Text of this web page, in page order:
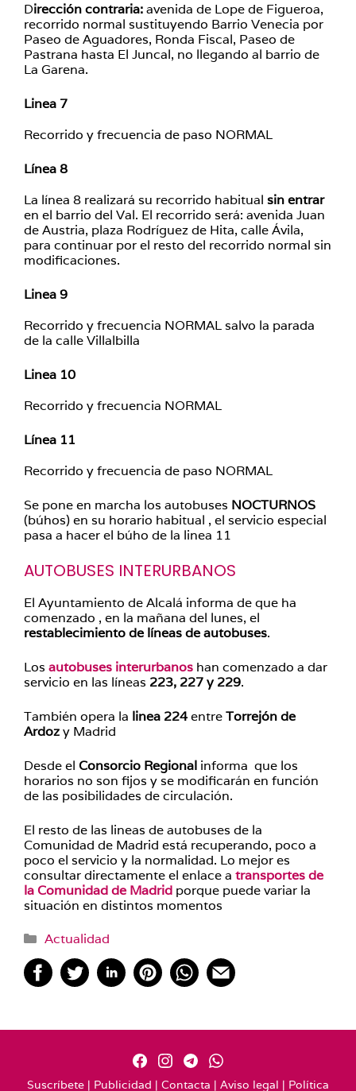
Dirección contraria:avenida de Lope de Figueroa,
recorrido normal sustituyendo Barrio Venecia por
Paseo de Aguadores, Ronda Fiscal, Paseo de
Pastrana hasta El Juncal, no llegando al barrio de
La Garena.
Linea 7
Recorrido y frecuencia de paso NORMAL
Línea 8
La línea 8 realizará su recorrido habitual sin entrar
en el barrio del Val. El recorrido será: avenida Juan
de Austria, plaza Rodríguez de Hita, calle Ávila,
para continuar por el resto del recorrido normal sin
modificaciones.
Linea 9
Recorrido y frecuencia NORMAL salvo la parada
de la calle Villalbilla
Linea 10
Recorrido y frecuencia NORMAL
Línea 11
Recorrido y frecuencia de paso NORMAL
Se pone en marcha los autobuses NOCTURNOS
(búhos) en su horario habitual , el servicio especial
pasa a hacer el búho de la linea 11
AUTOBUSES INTERURBANOS
El Ayuntamiento de Alcalá informa de que ha
comenzado , en la mañana del lunes, el
restablecimiento de líneas de autobuses.
Los autobuses interurbanos han comenzado a dar
servicio en las líneas 223, 227 y 229.
También opera la linea 224entreTorrejón de
Ardozy Madrid
Desde el Consorcio Regional informa que los
horarios no son fijos y se modificarán en función
de las posibilidades de circulación.
El resto de las lineas de autobuses de la
Comunidad de Madrid está recuperando, poco a
poco el servicio y la normalidad. Lo mejor es
consultar directamente el enlace a transportes de
la Comunidad de Madrid porque puede variar la
situación en distintos momentos
Categorías
Actualidad
Suscríbete | Publicidad | Contacta | Aviso legal | Política